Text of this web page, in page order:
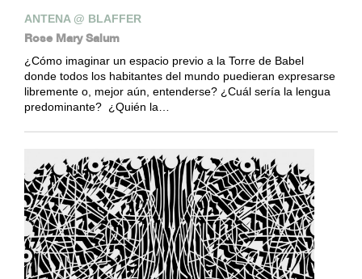
ANTENA @ BLAFFER
Rose Mary Salum
¿Cómo imaginar un espacio previo a la Torre de Babel
donde todos los habitantes del mundo puedieran expresarse
libremente o, mejor aún, entenderse? ¿Cuál sería la lengua
predominante? ¿Quién la…